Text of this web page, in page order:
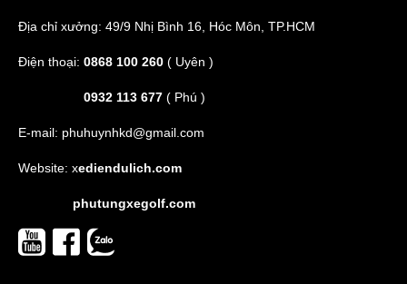
Địa chỉ xưởng: 49/9 Nhị Bình 16, Hóc Môn, TP.HCM
Điện thoại: 0868 100 260 ( Uyên )
0932 113 677 ( Phú )
E-mail: phuhuynhkd@gmail.com
Website: xediendulich.com
phutungxegolf.com